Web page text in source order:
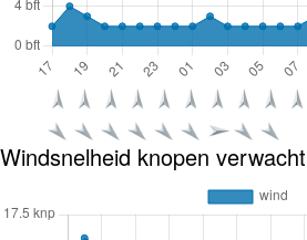
Windsnelheid knopen